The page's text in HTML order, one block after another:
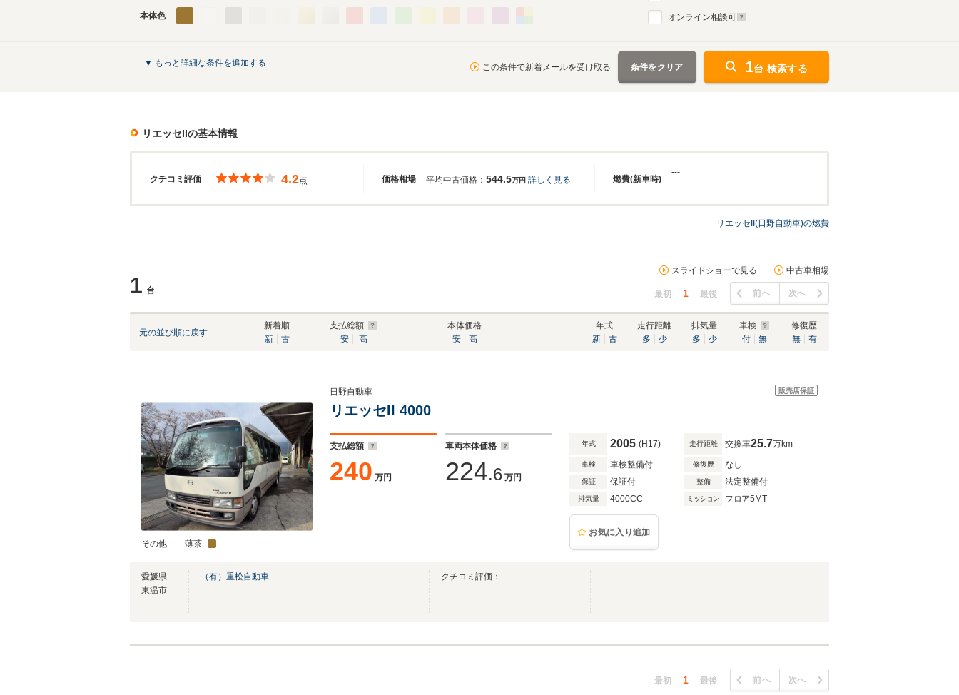
本体色 オンライン相談可
▼ もっと詳細な条件を追加する この条件で新着メールを受け取る 条件をクリア 1台 検索する
リエッセIIの基本情報
クチコミ評価 価格相場 燃費(新車時)
4.2点 平均中古価格： 544.5万円 詳しく見る
---
---
リエッセII(日野自動車)の燃費
1 台
スライドショーで見る 中古車相場
最初 1 最後 前へ 次へ
元の並び順に戻す
新着順
新
古
支払総額
安
高
本体価格
安
高
年式
新
古
走行距離
多
少
排気量
多
少
車検
付
無
修復歴
無
有
その他 薄茶
販売店保証
日野自動車
リエッセII 4000
支払総額
240 万円
車両本体価格
224.6 万円
年式 2005 (H17) 走行距離 交換車25.7万km
車検 車検整備付 修復歴 なし
保証 保証付 整備 法定整備付
排気量 4000CC ミッション フロア5MT
お気に入り追加
愛媛県
東温市
（有）重松自動車 クチコミ評価：－
最初 1 最後 前へ 次へ